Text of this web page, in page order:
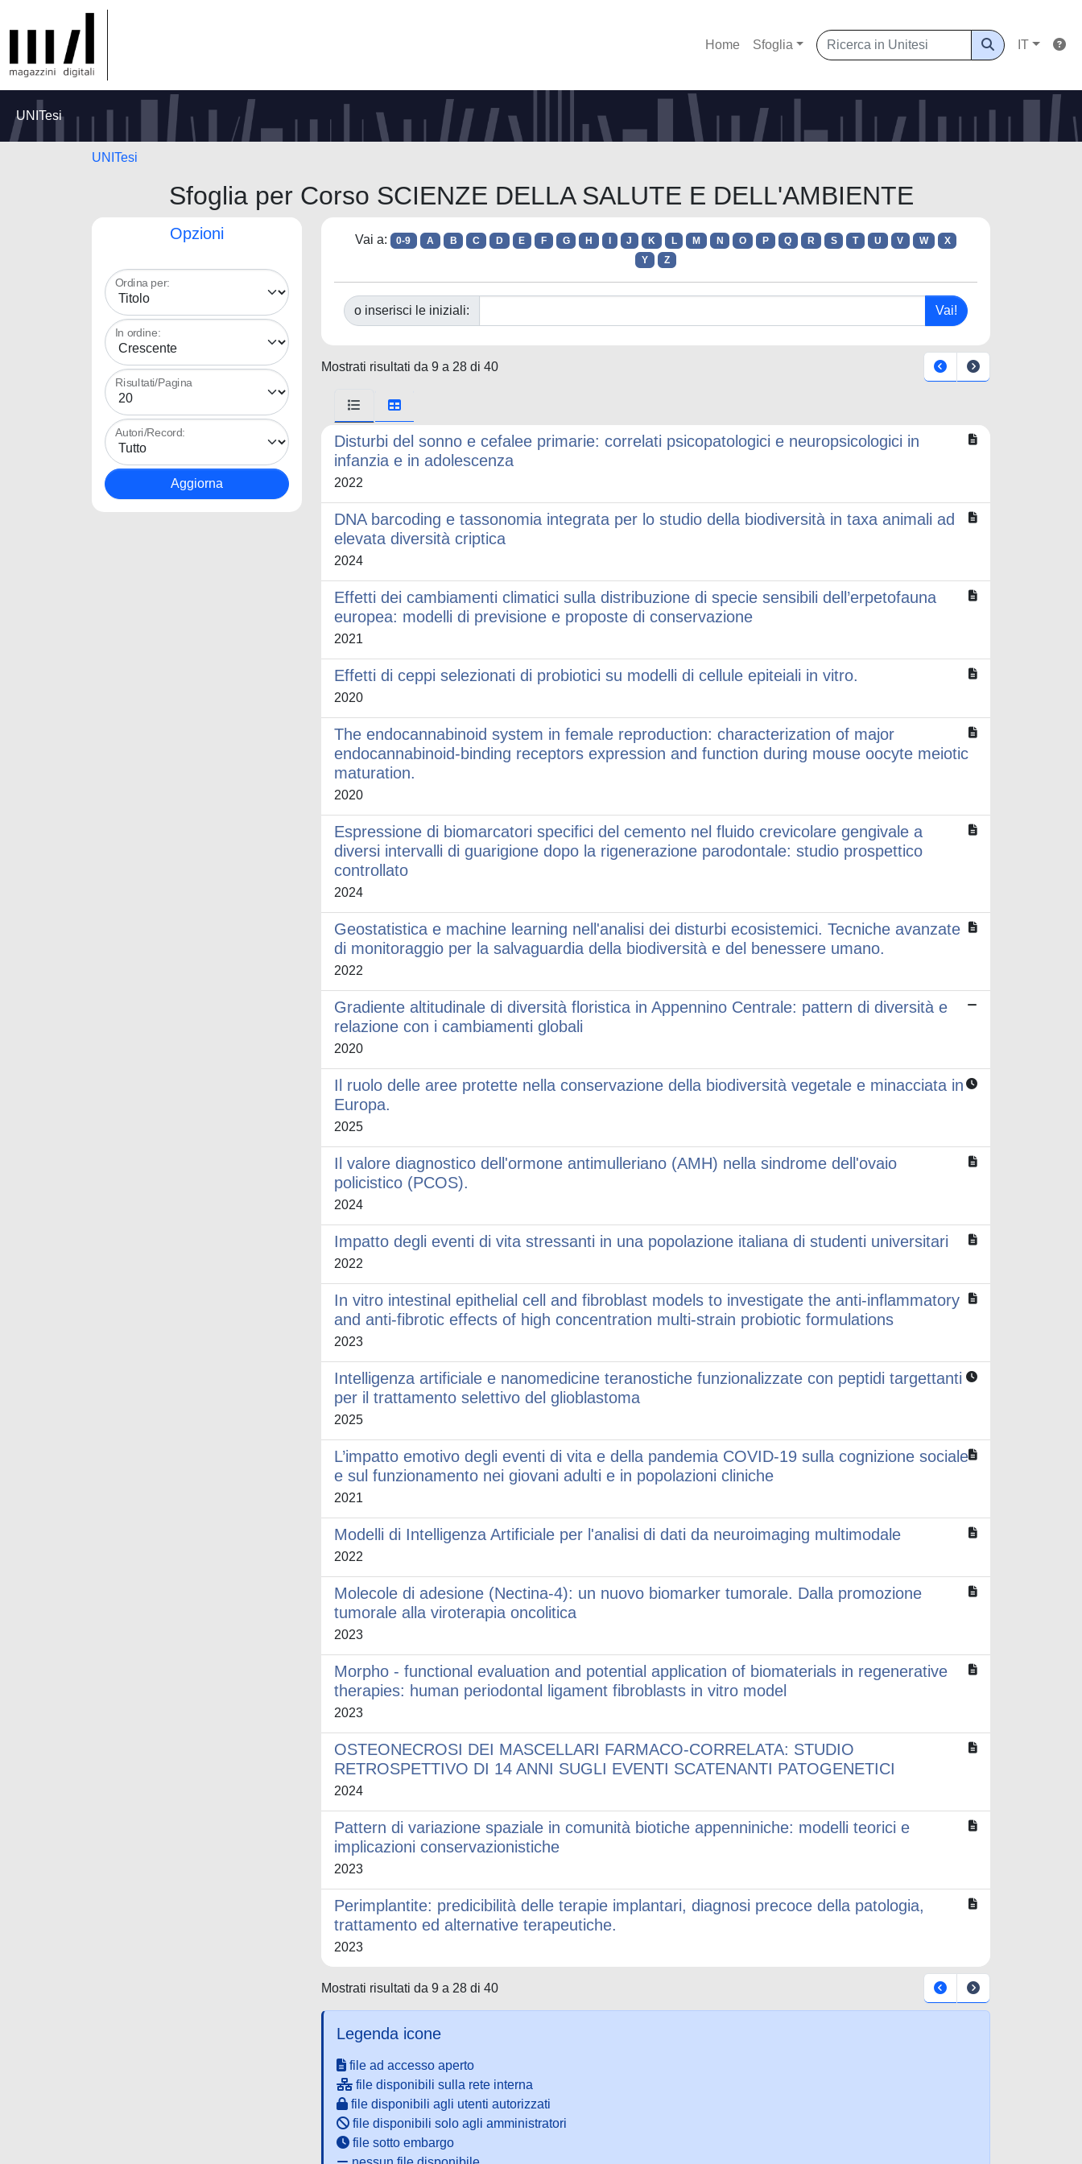
Home Sfoglia IT
UNITesi
UNITesi
Sfoglia per Corso SCIENZE DELLA SALUTE E DELL'AMBIENTE
Opzioni
Ordina per:
In ordine:
Risultati/Pagina
Autori/Record:
Vai a: 0-9 A B C D E F G H J K L M N O P Q R S T U V W
X
Y
Z
o inserisci le iniziali:
Mostrati risultati da 9 a 28 di 40
Disturbi del sonno e cefalee primarie: correlati psicopatologici e neuropsicologici in
infanzia e in adolescenza
2022
DNA barcoding e tassonomia integrata per lo studio della biodiversità in taxa animali ad
elevata diversità criptica
2024
Effetti dei cambiamenti climatici sulla distribuzione di specie sensibili dell’erpetofauna
europea: modelli di previsione e proposte di conservazione
2021
Effetti di ceppi selezionati di probiotici su modelli di cellule epiteiali in vitro.
2020
The endocannabinoid system in female reproduction: characterization of major
endocannabinoid-binding receptors expression and function during mouse oocyte meiotic
maturation.
2020
Espressione di biomarcatori specifici del cemento nel fluido crevicolare gengivale a
diversi intervalli di guarigione dopo la rigenerazione parodontale: studio prospettico
controllato
2024
Geostatistica e machine learning nell'analisi dei disturbi ecosistemici. Tecniche avanzate
di monitoraggio per la salvaguardia della biodiversità e del benessere umano.
2022
Gradiente altitudinale di diversità floristica in Appennino Centrale: pattern di diversità e
relazione con i cambiamenti globali
2020
Il ruolo delle aree protette nella conservazione della biodiversità vegetale e minacciata in
Europa.
2025
Il valore diagnostico dell'ormone antimulleriano (AMH) nella sindrome dell'ovaio
policistico (PCOS).
2024
Impatto degli eventi di vita stressanti in una popolazione italiana di studenti universitari
2022
In vitro intestinal epithelial cell and fibroblast models to investigate the anti-inflammatory
and anti-fibrotic effects of high concentration multi-strain probiotic formulations
2023
Intelligenza artificiale e nanomedicine teranostiche funzionalizzate con peptidi targettanti
per il trattamento selettivo del glioblastoma
2025
L’impatto emotivo degli eventi di vita e della pandemia COVID-19 sulla cognizione sociale
e sul funzionamento nei giovani adulti e in popolazioni cliniche
2021
Modelli di Intelligenza Artificiale per l'analisi di dati da neuroimaging multimodale
2022
Molecole di adesione (Nectina-4): un nuovo biomarker tumorale. Dalla promozione
tumorale alla viroterapia oncolitica
2023
Morpho - functional evaluation and potential application of biomaterials in regenerative
therapies: human periodontal ligament fibroblasts in vitro model
2023
OSTEONECROSI DEI MASCELLARI FARMACO-CORRELATA: STUDIO
RETROSPETTIVO DI 14 ANNI SUGLI EVENTI SCATENANTI PATOGENETICI
2024
Pattern di variazione spaziale in comunità biotiche appenniniche: modelli teorici e
implicazioni conservazionistiche
2023
Perimplantite: predicibilità delle terapie implantari, diagnosi precoce della patologia,
trattamento ed alternative terapeutiche.
2023
Mostrati risultati da 9 a 28 di 40
Legenda icone
file ad accesso aperto
file disponibili sulla rete interna
file disponibili agli utenti autorizzati
file disponibili solo agli amministratori
file sotto embargo